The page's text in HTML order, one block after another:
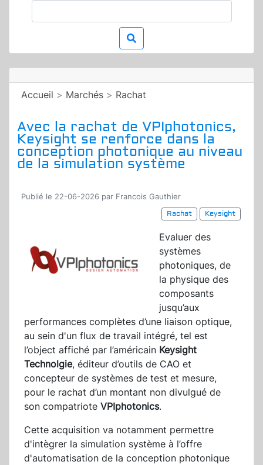
Accueil > Marchés > Rachat
Avec la rachat de VPIphotonics,
Keysight se renforce dans la
conception photonique au niveau
de la simulation système
Publié le 22-06-2026 par Francois Gauthier
Rachat
Keysight
Evaluer des
systèmes
photoniques, de
la physique des
composants
jusqu’aux
performances complètes d’une liaison optique,
au sein d'un flux de travail intégré, tel est
l’object affiché par l’américain Keysight
Technolgie, éditeur d’outils de CAO et
concepteur de systèmes de test et mesure,
pour le rachat d’un montant non divulgué de
son compatriote VPIphotonics.
Cette acquisition va notamment permettre
d'intègrer la simulation système à l’offre
d'automatisation de la conception photonique